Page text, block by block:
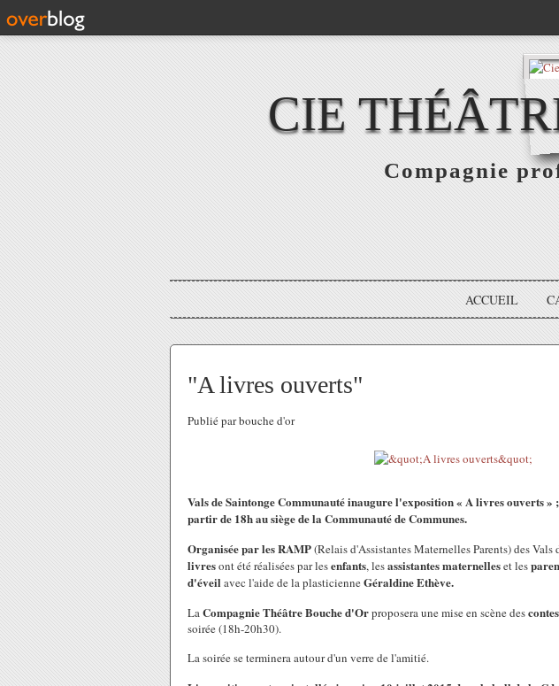
CIE
Compagnie
ACCUEIL
"A livres ouverts"
Publié par bouche d'or
Vals de Saintonge Communauté inaugure l'exposition « A livres ouverts
partir de 18h au siège de la Communauté de Communes.
Organisée par les RAMP(Relais d'Assistantes Maternelles Parents) des Vals
livresont été réalisées par lesenfants, lesassistantes maternelleset les
d'éveilavec l'aide de la plasticienneGéraldine Ethève.
LaCompagnie Théâtre Bouche d'Orproposera une mise en scène des
soirée (18h-20h30).
La soirée se terminera autour d'un verre de l'amitié.